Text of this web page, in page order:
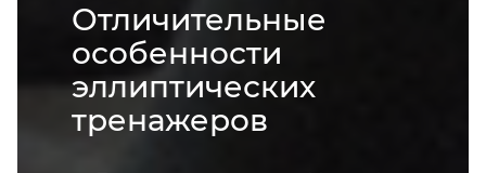
Отличительные
особенности
эллиптических
тренажеров